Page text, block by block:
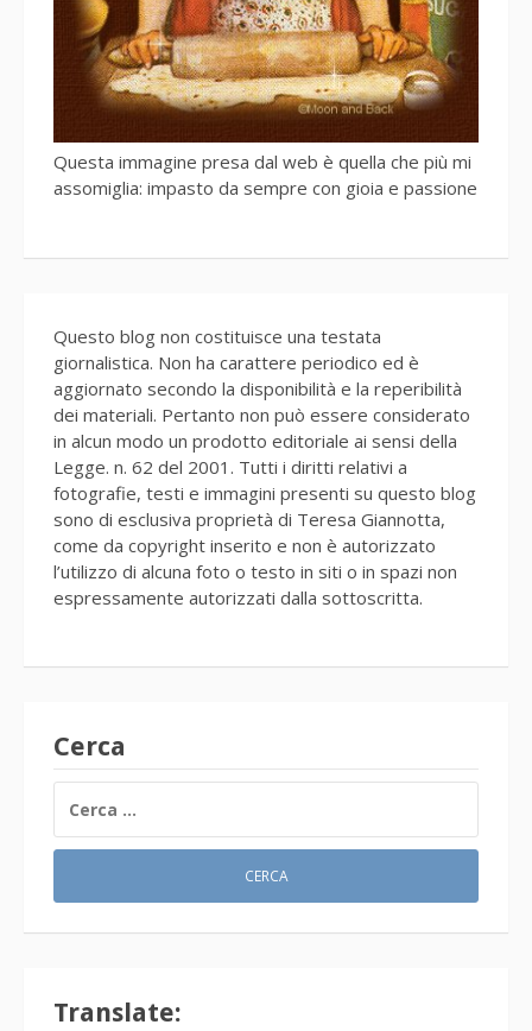
Questa immagine presa dal web è quella che più mi
assomiglia: impasto da sempre con gioia e passione
Questo blog non costituisce una testata
giornalistica. Non ha carattere periodico ed è
aggiornato secondo la disponibilità e la reperibilità
dei materiali. Pertanto non può essere considerato
in alcun modo un prodotto editoriale ai sensi della
Legge. n. 62 del 2001. Tutti i diritti relativi a
fotografie, testi e immagini presenti su questo blog
sono di esclusiva proprietà di Teresa Giannotta,
come da copyright inserito e non è autorizzato
l’utilizzo di alcuna foto o testo in siti o in spazi non
espressamente autorizzati dalla sottoscritta.
Cerca
PER:
Translate: